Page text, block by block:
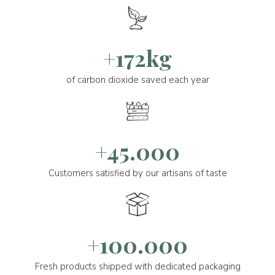
+172kg
of carbon dioxide saved each year
+45.000
Customers satisfied by our artisans of taste
+100.000
Fresh products shipped with dedicated packaging